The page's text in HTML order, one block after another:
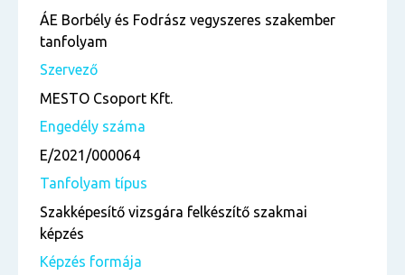
ÁE Borbély és Fodrász vegyszeres szakember
tanfolyam
Szervező
MESTO Csoport Kft.
Engedély száma
E/2021/000064
Tanfolyam típus
Szakképesítő vizsgára felkészítő szakmai
képzés
Képzés formája